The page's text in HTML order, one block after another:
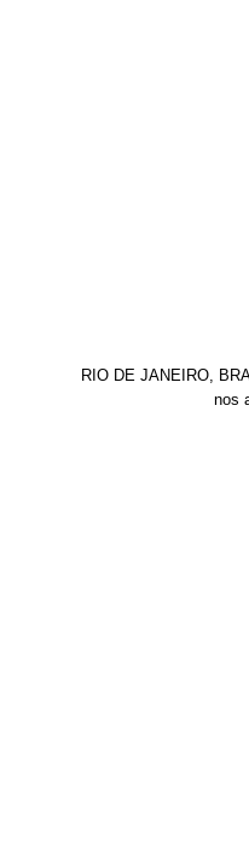
RIO DE JANEIRO,
nos